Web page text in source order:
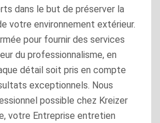
dans le but de préserver la
votre environnement extérieur.
pour fournir des services
du professionnalisme, en
détail soit pris en compte
exceptionnels. Nous
possible chez Kreizer
votre Entreprise entretien